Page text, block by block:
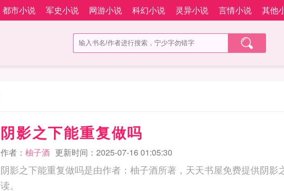
都市小说 军史小说 网游小说 科幻小说 灵异小说 言情小说 其他
阴影之下能重复做吗
作者： 柚子酒 更新时间：2025-07-16 01:05:30
阴影之下能重复做吗是由作者：柚子酒所著，天天书屋免费提供阴影
读。